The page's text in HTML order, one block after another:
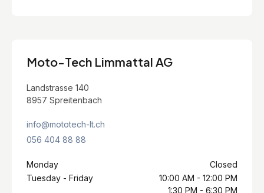
Moto-Tech Limmattal AG
Landstrasse 140
8957 Spreitenbach
info@mototech-lt.ch
056 404 88 88
Monday
Closed
Tuesday - Friday
10:00 AM - 12:00 PM
1:30 PM - 6:30 PM